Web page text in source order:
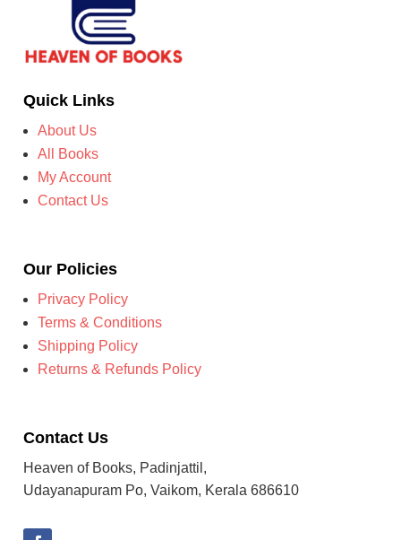
Quick Links
About Us
All Books
My Account
Contact Us
Our Policies
Privacy Policy
Terms & Conditions
Shipping Policy
Returns & Refunds Policy
Contact Us
Heaven of Books, Padinjattil,
Udayanapuram Po, Vaikom, Kerala 686610